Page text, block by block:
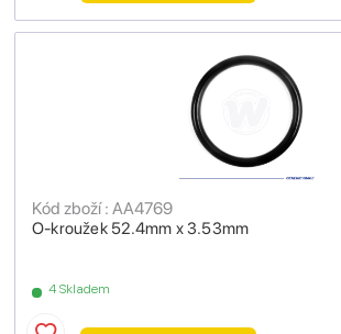
O-kroužek 52.4mm x 3.53mm
Kód zboží : AA4769
4 Skladem